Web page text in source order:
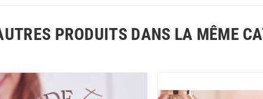
PRODUITS DANS LA MÊME